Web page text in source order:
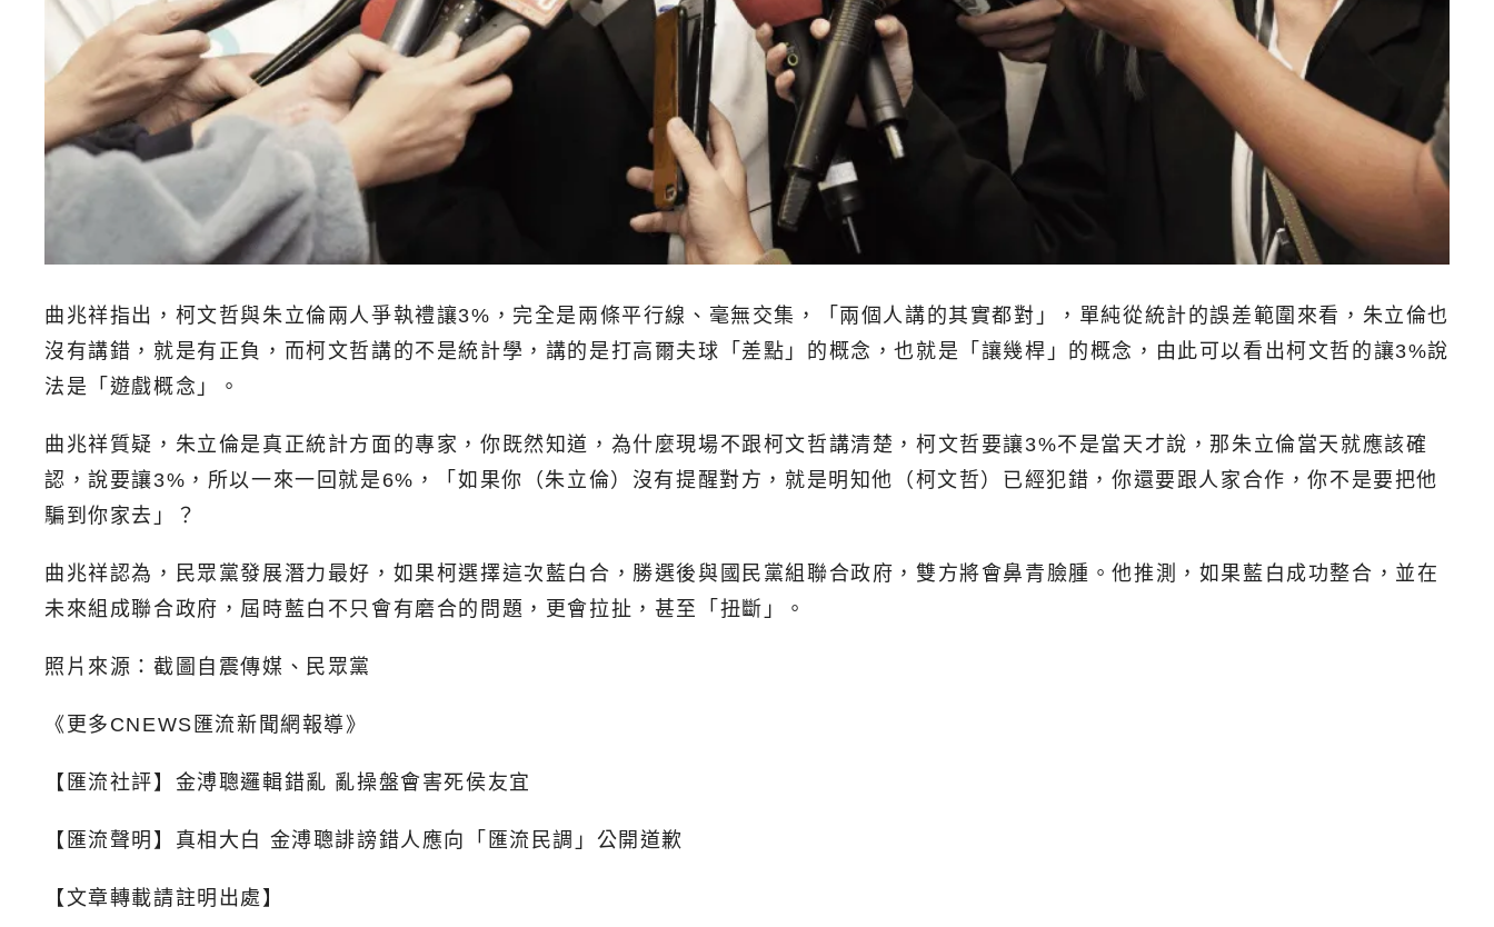
曲兆祥指出，柯文哲與朱立倫兩人爭執禮讓3%，完全是兩條平行線、毫無交集，「兩個人講的其實都對」，單純從統計的誤差範圍來看，朱立倫也
沒有講錯，就是有正負，而柯文哲講的不是統計學，講的是打高爾夫球「差點」的概念，也就是「讓幾桿」的概念，由此可以看出柯文哲的讓3%說
法是「遊戲概念」。
曲兆祥質疑，朱立倫是真正統計方面的專家，你既然知道，為什麼現場不跟柯文哲講清楚，柯文哲要讓3%不是當天才說，那朱立倫當天就應該確
認，說要讓3%，所以一來一回就是6%，「如果你（朱立倫）沒有提醒對方，就是明知他（柯文哲）已經犯錯，你還要跟人家合作，你不是要把他
騙到你家去」？
曲兆祥認為，民眾黨發展潛力最好，如果柯選擇這次藍白合，勝選後與國民黨組聯合政府，雙方將會鼻青臉腫。他推測，如果藍白成功整合，並在
未來組成聯合政府，屆時藍白不只會有磨合的問題，更會拉扯，甚至「扭斷」。
照片來源：截圖自震傳媒、民眾黨
《更多CNEWS匯流新聞網報導》
【匯流社評】金溥聰邏輯錯亂 亂操盤會害死侯友宜
【匯流聲明】真相大白 金溥聰誹謗錯人應向「匯流民調」公開道歉
【文章轉載請註明出處】